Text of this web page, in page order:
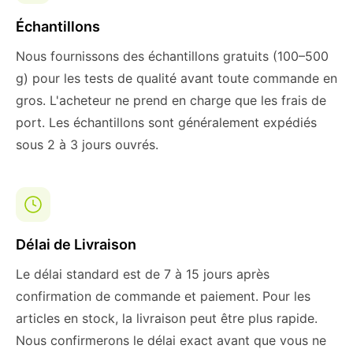
Échantillons
Nous fournissons des échantillons gratuits (100–500
g) pour les tests de qualité avant toute commande en
gros. L'acheteur ne prend en charge que les frais de
port. Les échantillons sont généralement expédiés
sous 2 à 3 jours ouvrés.
Délai de Livraison
Le délai standard est de 7 à 15 jours après
confirmation de commande et paiement. Pour les
articles en stock, la livraison peut être plus rapide.
Nous confirmerons le délai exact avant que vous ne